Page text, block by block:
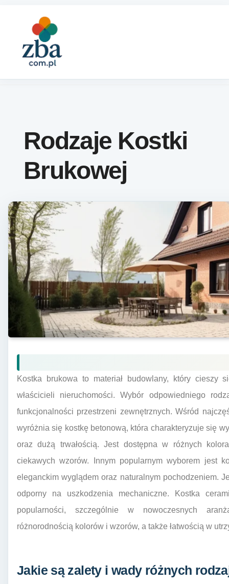
Rodzaje Kostki
Brukowej
Kostka brukowa to materiał budowlany, który cieszy
właścicieli nieruchomości. Wybór odpowiedniego
funkcjonalności przestrzeni zewnętrznych. Wśród
wyróżnia się kostkę betonową, która charakteryzuje się
oraz dużą trwałością. Jest dostępna w różnych
ciekawych wzorów. Innym popularnym wyborem jest
eleganckim wyglądem oraz naturalnym pochodzeniem.
odporny na uszkodzenia mechaniczne. Kostka
popularności, szczególnie w nowoczesnych
różnorodnością kolorów i wzorów, a także łatwością w
Jakie są zalety i wady różnych